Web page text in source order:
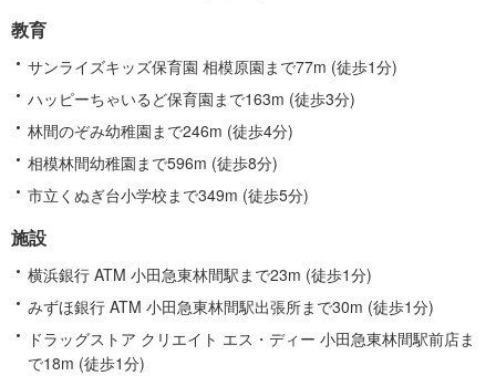
教育
サンライズキッズ保育園 相模原園まで77m (徒歩1分)
ハッピーちゃいるど保育園まで163m (徒歩3分)
林間のぞみ幼稚園まで246m (徒歩4分)
相模林間幼稚園まで596m (徒歩8分)
市立くぬぎ台小学校まで349m (徒歩5分)
施設
横浜銀行 ATM 小田急東林間駅まで23m (徒歩1分)
みずほ銀行 ATM 小田急東林間駅出張所まで30m (徒歩1分)
ドラッグストア クリエイト エス・ディー 小田急東林間駅前店ま
で18m (徒歩1分)